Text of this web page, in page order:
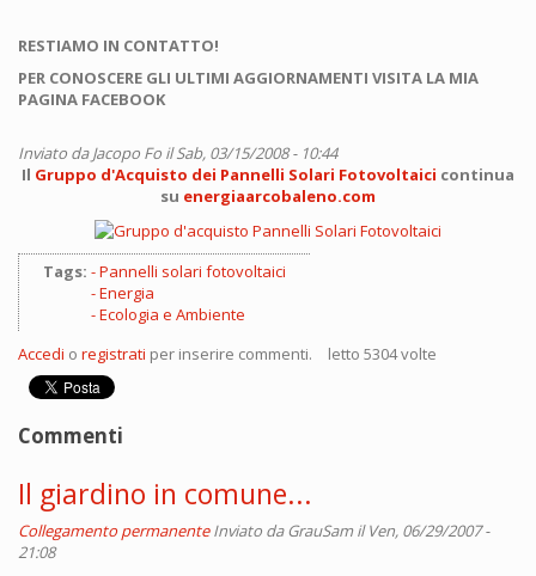
RESTIAMO IN CONTATTO!
PER CONOSCERE GLI ULTIMI AGGIORNAMENTI VISITA LA MIA
PAGINA FACEBOOK
Inviato daJacopo Fo il Sab, 03/15/2008 - 10:44
Il Gruppo d'Acquisto dei Pannelli Solari Fotovoltaici continua
su energiaarcobaleno.com
Tags:
Pannelli solari fotovoltaici
Energia
Ecologia e Ambiente
Accedi o registrati per inserire commenti. letto 5304 volte
Commenti
Il giardino in comune...
Collegamento permanente Inviato daGrauSamil Ven, 06/29/2007 -
21:08